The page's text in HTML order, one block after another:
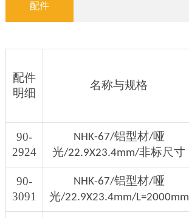
配件
配件
明细
名称与规格
90-
2924
NHK-67/铝型材/哑
光/22.9X23.4mm/非标尺寸
90-
3091
NHK-67/铝型材/哑
光/22.9X23.4mm/L=2000mm